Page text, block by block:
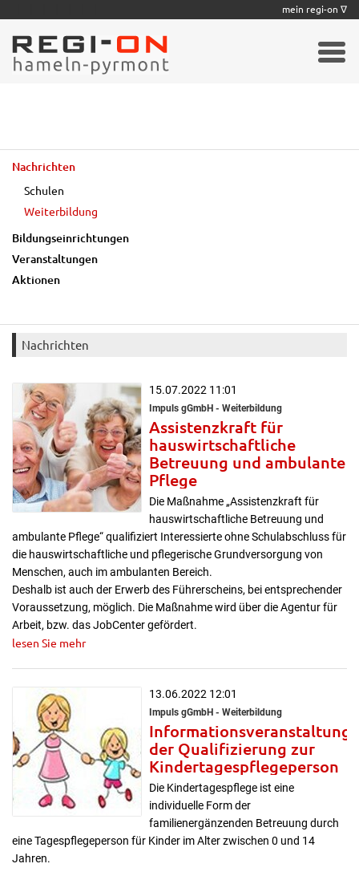
Nachrichten
Schulen
Weiterbildung
Bildungseinrichtungen
Veranstaltungen
Aktionen
Nachrichten
15.07.2022 11:01
Impuls gGmbH - Weiterbildung
Assistenzkraft für
hauswirtschaftliche
Betreuung und ambulante
Pflege
Die Maßnahme „Assistenzkraft für
hauswirtschaftliche Betreuung und
ambulante Pflege“ qualifiziert Interessierte ohne Schulabschluss für
die hauswirtschaftliche und pflegerische Grundversorgung von
Menschen, auch im ambulanten Bereich.
Deshalb ist auch der Erwerb des Führerscheins, bei entsprechender
Voraussetzung, möglich. Die Maßnahme wird über die Agentur für
Arbeit, bzw. das JobCenter gefördert.
lesen Sie mehr
13.06.2022 12:01
Impuls gGmbH - Weiterbildung
Informationsveranstaltung
der Qualifizierung zur
Kindertagespflegeperson
Die Kindertagespflege ist eine
individuelle Form der
familienergänzenden Betreuung durch
eine Tagespflegeperson für Kinder im Alter zwischen 0 und 14
Jahren.
mein regi-on ∇